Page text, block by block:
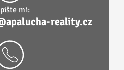
mi:
reality.cz